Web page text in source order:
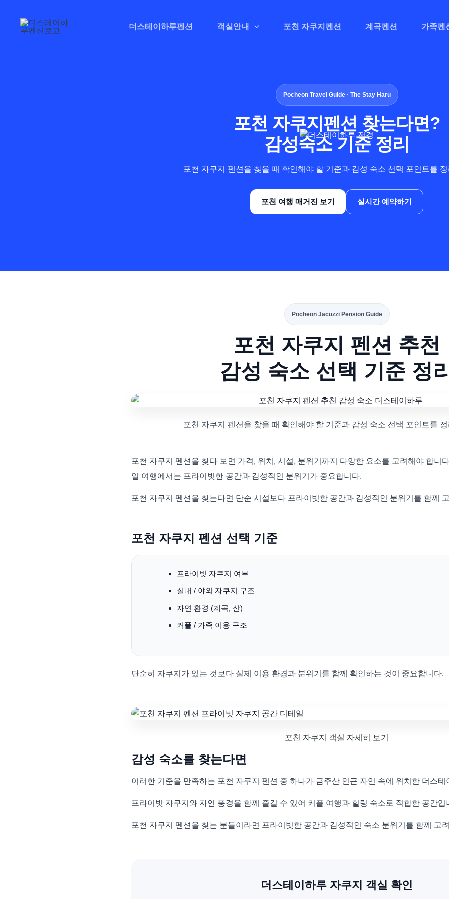
더스테이하루펜션 객실안내 포천 자쿠지펜션 계곡펜션 가족펜
Pocheon Travel Guide · The Stay Haru
포천 자쿠지펜션 찾는다면?
감성숙소 기준 정리
포천 자쿠지 펜션을 찾을 때 확인해야 할 기준과 감성 숙소 선택 포인트를
포천 여행 매거진 보기 실시간 예약하기
Pocheon Jacuzzi Pension Guide
포천 자쿠지 펜션 추천
감성 숙소 선택 기준 정
포천 자쿠지 펜션을 찾을 때 확인해야 할 기준과 감성 숙소 선택 포인트를
포천 자쿠지 펜션을 찾다 보면 가격, 위치, 시설, 분위기까지 다양한 요소를 고려해야 합니
일 여행에서는 프라이빗한 공간과 감성적인 분위기가 중요합니다.
포천 자쿠지 펜션을 찾는다면 단순 시설보다 프라이빗한 공간과 감성적인 분위기를 함께
포천 자쿠지 펜션 선택 기준
프라이빗 자쿠지 여부
실내 / 야외 자쿠지 구조
자연 환경 (계곡, 산)
커플 / 가족 이용 구조
단순히 자쿠지가 있는 것보다 실제 이용 환경과 분위기를 함께 확인하는 것이 중요합니다.
포천 자쿠지 객실 자세히 보기
감성 숙소를 찾는다면
이러한 기준을 만족하는 포천 자쿠지 펜션 중 하나가 금주산 인근 자연 속에 위치한 더스테
프라이빗 자쿠지와 자연 풍경을 함께 즐길 수 있어 커플 여행과 힐링 숙소로 적합한 공간입
포천 자쿠지 펜션을 찾는 분들이라면 프라이빗한 공간과 감성적인 숙소 분위기를 함께 고
더스테이하루 자쿠지 객실 확인